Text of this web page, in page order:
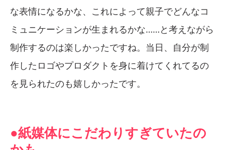
な表情になるかな、これによって親子でどんなコ
ミュニケーションが生まれるかな……と考えながら
制作するのは楽しかったですね。当日、自分が制
作したロゴやプロダクトを身に着けてくれてるの
を見られたのも嬉しかったです。
●紙媒体にこだわりすぎていたの